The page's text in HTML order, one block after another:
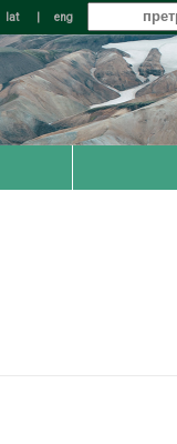
lat | eng